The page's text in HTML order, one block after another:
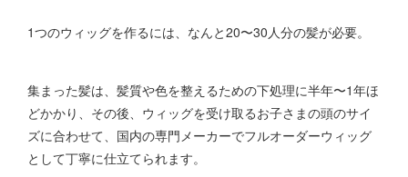
1つのウィッグを作るには、なんと20〜30人分の髪が必要。
集まった髪は、髪質や色を整えるための下処理に半年〜1年ほ
どかかり、その後、ウィッグを受け取るお子さまの頭のサイ
ズに合わせて、国内の専門メーカーでフルオーダーウィッグ
として丁寧に仕立てられます。